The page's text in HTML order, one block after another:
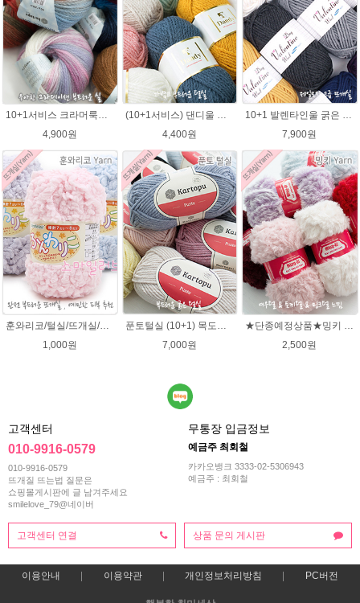
10+1서비스 크라머룩스 털실/부드러운 나염뜨개실 목도리뜨개질 수입 그라데이션털실
4,900원
(10+1서비스) 댄디울 뜨개실 프리미어울 뜨개질실 목도리뜨개질실
4,400원
10+1 발렌타인울 굵은 뜨개실/뜨개질실/손뜨개실/목도리털실/제일모직뜨개실
7,900원
훈와리코/털실/뜨개실/뜨개질실/손뜨개실/목도리털실/뜨게실/뜨게질/손뜨개질실
1,000원
7,000원
2,500원
고객센터
010-9916-0579
010-9916-0579
뜨개질 뜨는법 질문은
쇼핑몰게시판에 글 남겨주세요
smilelove_79@네이버
무통장 입금정보
예금주 최회철
카카오뱅크 3333-02-5306943
예금주 : 최회철
고객센터 연결 상품 문의 게시판
이용안내 이용약관 개인정보처리방침 PC버전